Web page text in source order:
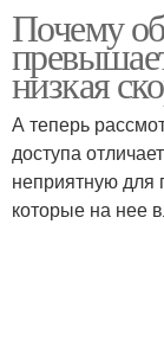
Почему
низкая
А теперь
доступа
неприятную для
которые на нее